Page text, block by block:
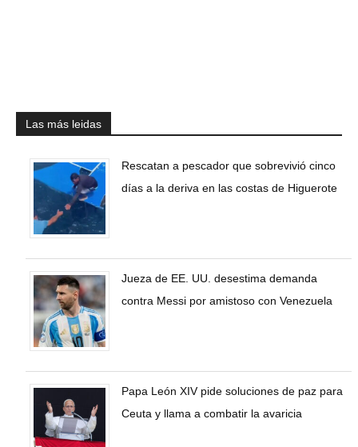
Las más leidas
Rescatan a pescador que sobrevivió cinco
días a la deriva en las costas de Higuerote
Jueza de EE. UU. desestima demanda
contra Messi por amistoso con Venezuela
Papa León XIV pide soluciones de paz para
Ceuta y llama a combatir la avaricia